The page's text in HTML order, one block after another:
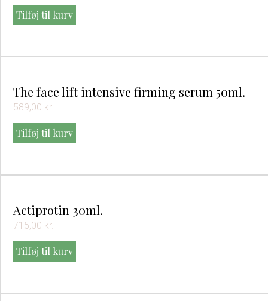
Tilføj til kurv
The face lift intensive firming serum 50ml.
589,00 kr.
Tilføj til kurv
Actiprotin 30ml.
715,00 kr.
Tilføj til kurv